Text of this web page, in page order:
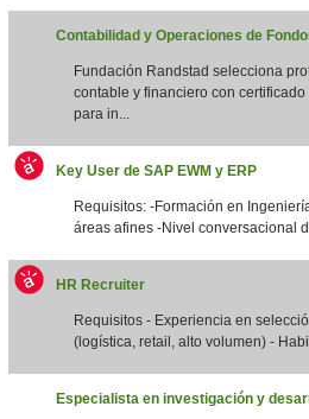
Contabilidad y Operaciones de
Fundación Randstad selecciona
contable y financiero con
para in...
Key User de SAP EWM y ERP
Requisitos: -Formación en
áreas afines -Nivel conversacional
HR Recruiter
Requisitos - Experiencia en
(logística, retail, alto volumen) -
Especialista en investigación y